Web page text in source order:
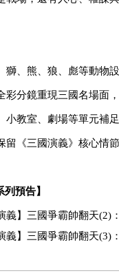
、熊、狼、彪等動物
分鏡重現三國名場面
教室、劇場等單元補
《三國演義》核心情
列預告】
義】三國爭霸帥翻天
義】三國爭霸帥翻天(3)